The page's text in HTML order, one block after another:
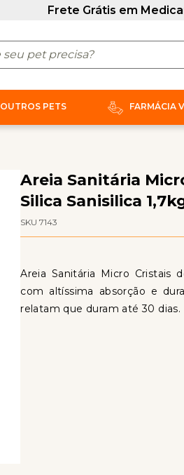
OUTROS PETS FARMÁCIA
Areia Sanitária
Silica Sanisilica
SKU 7143
Areia Sanitária Micro Cristais
com altíssima absorção e
relatam que duram até 30 dias.